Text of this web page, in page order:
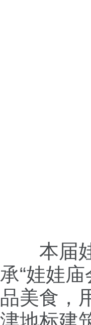
本届
承“娃娃
品美食，
津地标建